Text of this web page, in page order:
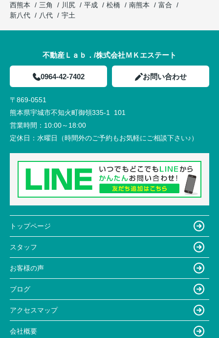
西熊本
三角 川尻 平成 松橋 南熊本
富合
新八代
八代 宇土
不動産Ｌａｂ．/株式会社ＭＫエステート
0964-42-7402 お問い合わせ
〒869-0551
熊本県宇城市不知火町御領335-1 101
営業時間： 10:00～18:00
定休日： 水曜日（時間外のご予約もお気軽にご相談下さい♪）
トップページ
スタッフ
お客様の声
ブログ
アクセスマップ
会社概要